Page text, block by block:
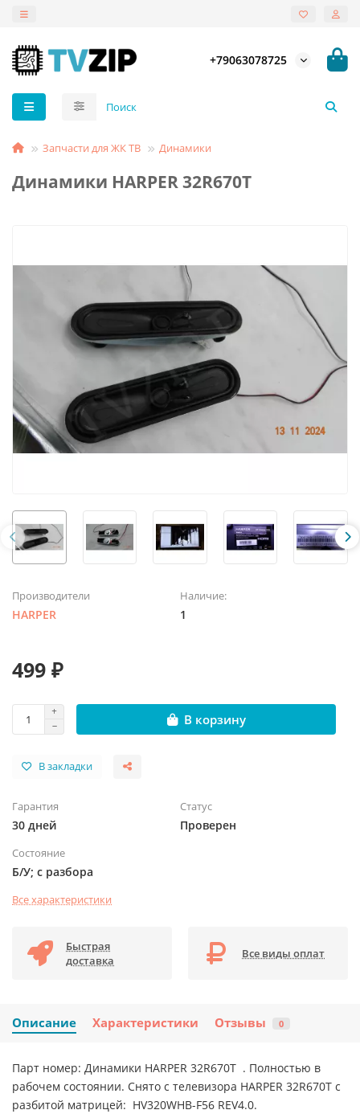
+79063078725
Запчасти для ЖК ТВ Динамики
Динамики HARPER 32R670T
Производители
HARPER
Наличие:
1
499 ₽
В корзину
В закладки
Гарантия
30 дней
Статус
Проверен
Состояние
Б/У; с разбора
Все характеристики
Быстрая
доставка
Все виды оплат
Описание Характеристики Отзывы 0
Парт номер: Динамики HARPER 32R670T . Полностью в
рабочем состоянии. Снято с телевизора HARPER 32R670T с
разбитой матрицей: HV320WHB-F56 REV4.0.